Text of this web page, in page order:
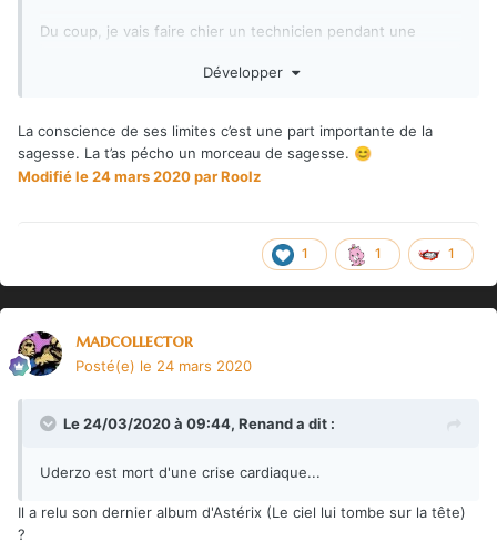
Du coup, je vais faire chier un technicien pendant une
connexion du téléphone pour tous les accès au net et ça va
Bien joué champion.
Développer
La conscience de ses limites c’est une part importante de la
sagesse. La t’as pécho un morceau de sagesse. 😊
Modifiéle 24 mars 2020par Roolz
1 1 1
madcollector
Posté(e) le 24 mars 2020
Le 24/03/2020 à 09:44, Renanda dit :
Uderzo est mort d'une crise cardiaque...
Il a relu son dernier album d'Astérix (Le ciel lui tombe sur la tête)
?